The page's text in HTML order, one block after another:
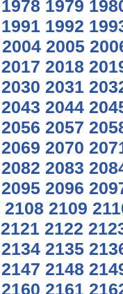
1978 1979
1991 1992
2004 2005
2017 2018
2030 2031
2043 2044
2056 2057
2069 2070
2082 2083
2095 2096
2108 2109
2121 2122
2134 2135
2147 2148
2160 2161